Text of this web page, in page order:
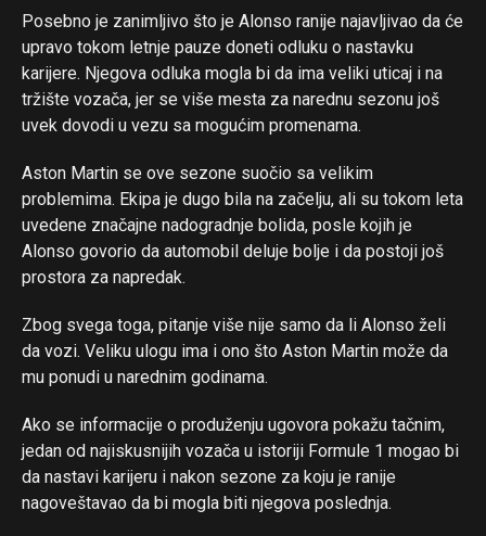
Posebno je zanimljivo što je Alonso ranije najavljivao da će
upravo tokom letnje pauze doneti odluku o nastavku
karijere. Njegova odluka mogla bi da ima veliki uticaj i na
tržište vozača, jer se više mesta za narednu sezonu još
uvek dovodi u vezu sa mogućim promenama.
Aston Martin se ove sezone suočio sa velikim
problemima. Ekipa je dugo bila na začelju, ali su tokom leta
uvedene značajne nadogradnje bolida, posle kojih je
Alonso govorio da automobil deluje bolje i da postoji još
prostora za napredak.
Zbog svega toga, pitanje više nije samo da li Alonso želi
da vozi. Veliku ulogu ima i ono što Aston Martin može da
mu ponudi u narednim godinama.
Ako se informacije o produženju ugovora pokažu tačnim,
jedan od najiskusnijih vozača u istoriji Formule 1 mogao bi
da nastavi karijeru i nakon sezone za koju je ranije
nagoveštavao da bi mogla biti njegova poslednja.